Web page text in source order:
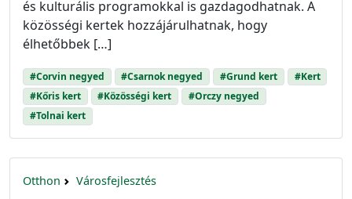
és kulturális programokkal is gazdagodhatnak. A
közösségi kertek hozzájárulhatnak, hogy
élhetőbbek […]
#Corvin negyed #Csarnok negyed #Grund kert
#Kert
#Kőris kert
#Közösségi kert
#Orczy negyed
#Tolnai kert
Otthon Városfejlesztés